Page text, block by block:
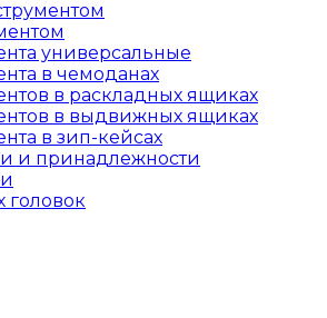
универсальные
в чемоданах
в раскладных ящиках
в выдвижных ящиках
в зип-кейсах
и принадлежности
головок